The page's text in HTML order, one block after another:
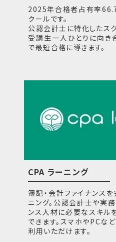
2025年合格者占有率
クールです。
公認会計士に特化したス
受講生一人ひとりに向き
で最短合格に導きます。
CPA ラーニング
簿記・会計ファイナンス
ニング。公認会計士や実
ンス人材に必要なスキル
できます。スマホやPCな
利用いただけます。